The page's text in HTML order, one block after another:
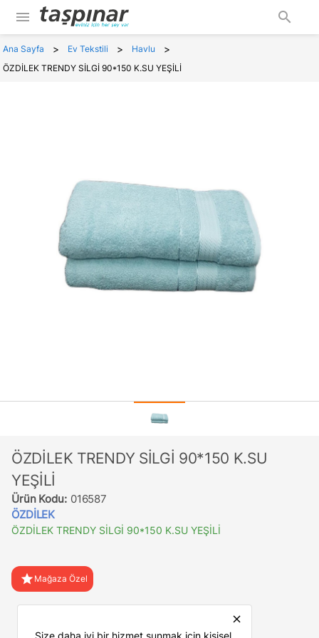
menu search
Ana Sayfa > Ev Tekstili > Havlu >
ÖZDİLEK TRENDY SİLGİ 90*150 K.SU YEŞİLİ
ÖZDİLEK TRENDY SİLGİ 90*150 K.SU
YEŞİLİ
Ürün Kodu: 016587
ÖZDİLEK
ÖZDİLEK TRENDY SİLGİ 90*150 K.SU YEŞİLİ
star Mağaza Özel
close
Size daha iyi bir hizmet sunmak için kişisel